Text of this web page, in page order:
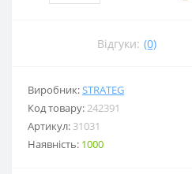
Відгуки: (0)
Виробник:STRATEG
Код товару:242391
Артикул: 31031
Наявність: 1000